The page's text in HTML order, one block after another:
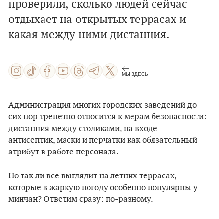
проверили, сколько людей сейчас
отдыхает на открытых террасах и
какая между ними дистанция.
МЫ ЗДЕСЬ
Администрация многих городских заведений до
сих пор трепетно относится к мерам безопасности:
дистанция между столиками, на входе –
антисептик, маски и перчатки как обязательный
атрибут в работе персонала.
Но так ли все выглядит на летних террасах,
которые в жаркую погоду особенно популярны у
минчан? Ответим сразу: по-разному.